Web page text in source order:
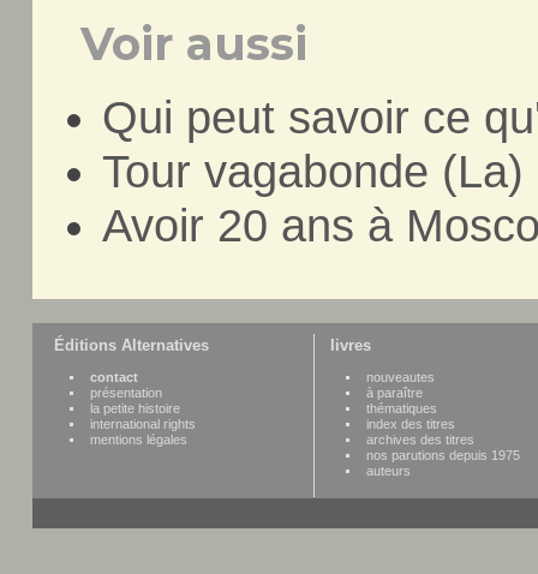
Voir aussi
Qui peut savoir ce
Tour vagabonde (La)
Avoir 20 ans à
Éditions Alternatives
contact
présentation
la petite histoire
international rights
mentions légales
livres
nouveautes
à paraître
thématiques
index des titres
archives des titres
nos parutions depuis 1975
auteurs